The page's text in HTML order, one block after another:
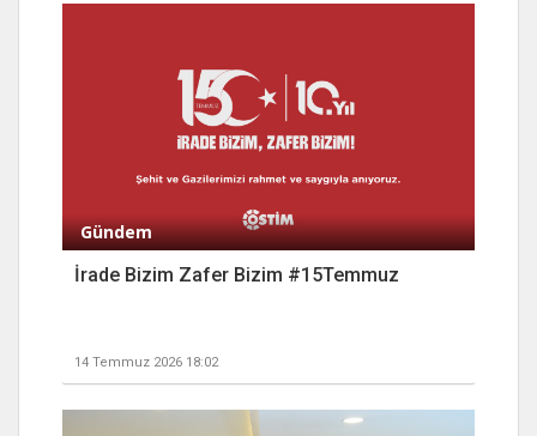
Gündem
İrade Bizim Zafer Bizim #15Temmuz
14 Temmuz 2026 18:02